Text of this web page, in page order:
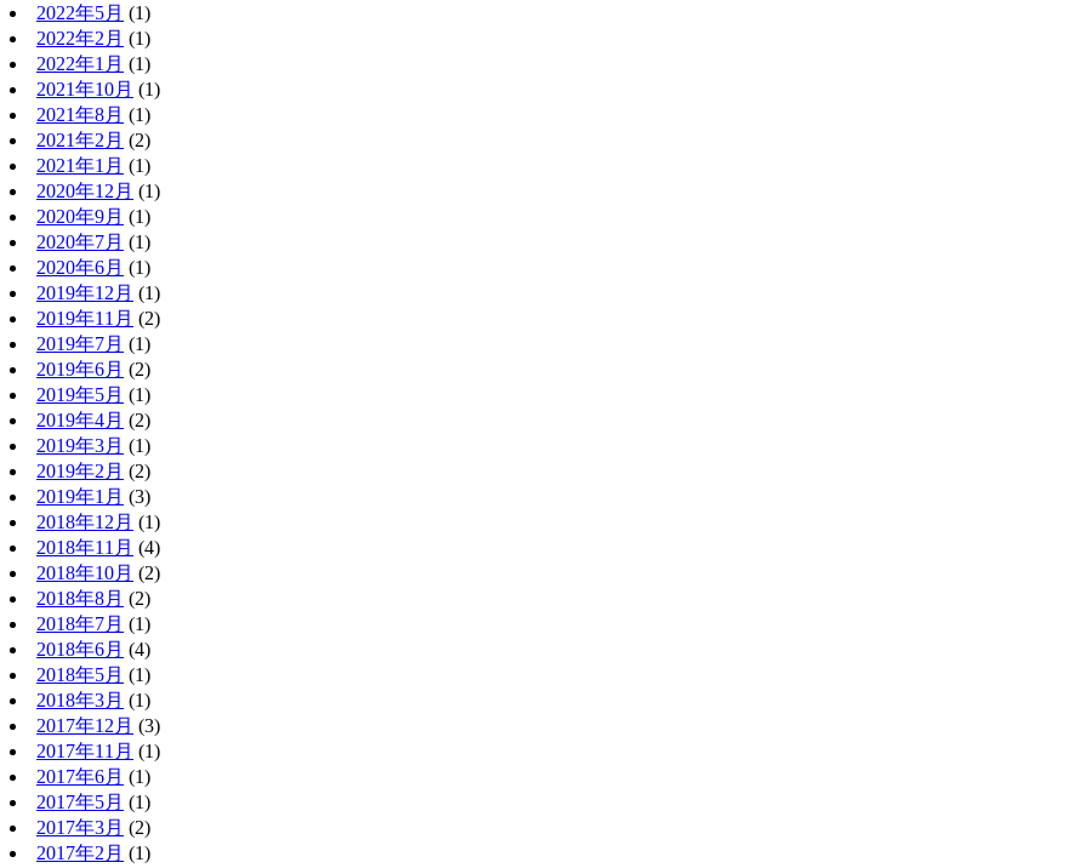
2022年5月 (1)
2022年2月 (1)
2022年1月 (1)
2021年10月 (1)
2021年8月 (1)
2021年2月 (2)
2021年1月 (1)
2020年12月 (1)
2020年9月 (1)
2020年7月 (1)
2020年6月 (1)
2019年12月 (1)
2019年11月 (2)
2019年7月 (1)
2019年6月 (2)
2019年5月 (1)
2019年4月 (2)
2019年3月 (1)
2019年2月 (2)
2019年1月 (3)
2018年12月 (1)
2018年11月 (4)
2018年10月 (2)
2018年8月 (2)
2018年7月 (1)
2018年6月 (4)
2018年5月 (1)
2018年3月 (1)
2017年12月 (3)
2017年11月 (1)
2017年6月 (1)
2017年5月 (1)
2017年3月 (2)
2017年2月 (1)